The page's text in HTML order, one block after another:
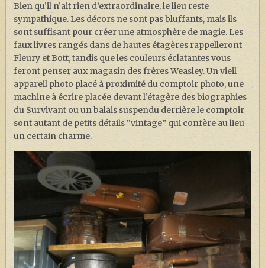
Bien qu’il n’ait rien d’extraordinaire, le lieu reste
sympathique. Les décors ne sont pas bluffants, mais ils
sont suffisant pour créer une atmosphère de magie. Les
faux livres rangés dans de hautes étagères rappelleront
Fleury et Bott, tandis que les couleurs éclatantes vous
feront penser aux magasin des frères Weasley. Un vieil
appareil photo placé à proximité du comptoir photo, une
machine à écrire placée devant l’étagère des biographies
du Survivant ou un balais suspendu derrière le comptoir
sont autant de petits détails “vintage” qui confère au lieu
un certain charme.